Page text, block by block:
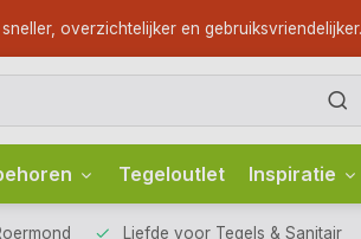
overzichtelijker en
Tegeloutlet Inspiratie
Liefde voor Tegels & Sanitair